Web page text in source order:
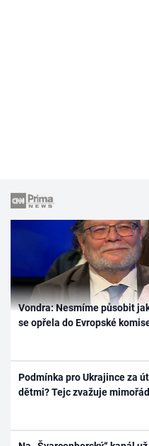
Vondra: Nesmíme působit
se opřela do Evropské
Podmínka pro Ukrajince za
dětmi? Tejc zvažuje